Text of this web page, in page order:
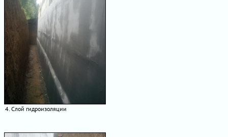
4. Слой гидроизоляции